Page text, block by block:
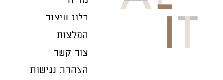
בלוג עיצוב
המלצות
צור קשר
הצהרת נגישות